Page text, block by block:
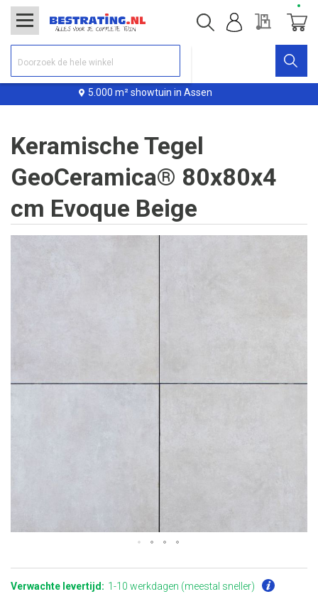
5.000 m² showtuin in Assen
Offerte
Keramische Tegel
GeoCeramica® 80x80x4
cm Evoque Beige
naar
begin
Verwachte levertijd: 1-10 werkdagen (meestal sneller)